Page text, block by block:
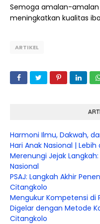
Semoga amalan-
meningkatkan kualitas
ARTIKEL
Harmoni Ilmu, Dakwah,
Hari Anak Nasional |
Merenungi Jejak
Nasional
PSAJ: Langkah Akhir
Citangkolo
Mengukur Kompetensi di
Digelar dengan Metode
Citangkolo